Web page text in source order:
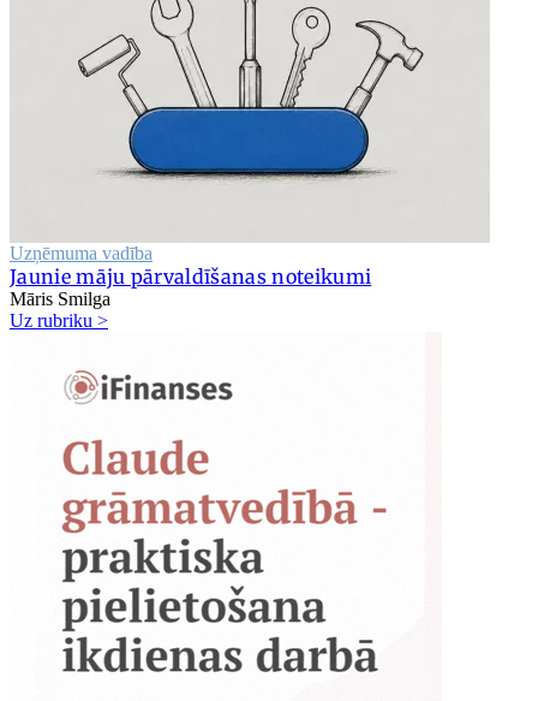
Uzņēmuma vadība
Jaunie māju pārvaldīšanas noteikumi
Māris Smilga
Uz rubriku >